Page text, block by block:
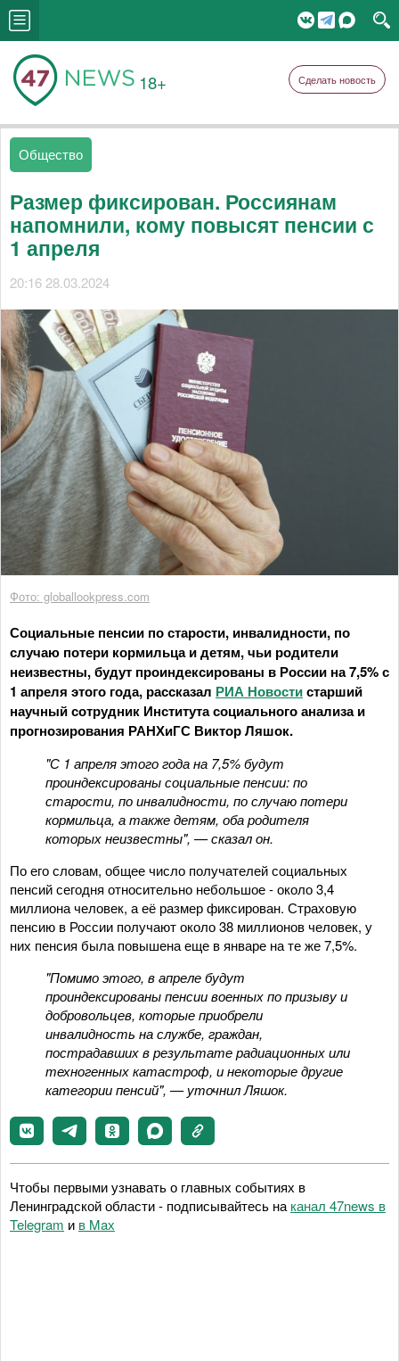
18+ Сделать новость
Общество
Размер фиксирован. Россиянам
напомнили, кому повысят пенсии с
1 апреля
20:16 28.03.2024
Фото: globallookpress.com
Социальные пенсии по старости, инвалидности, по
случаю потери кормильца и детям, чьи родители
неизвестны, будут проиндексированы в России на 7,5% с
1 апреля этого года, рассказал РИА Новостистарший
научный сотрудник Института социального анализа и
прогнозирования РАНХиГС Виктор Ляшок.
"С 1 апреля этого года на 7,5% будут
проиндексированы социальные пенсии: по
старости, по инвалидности, по случаю потери
кормильца, а также детям, оба родителя
которых неизвестны", — сказал он.
По его словам, общее число получателей социальных
пенсий сегодня относительно небольшое - около 3,4
миллиона человек, а её размер фиксирован. Страховую
пенсию в России получают около 38 миллионов человек, у
них пенсия была повышена еще в январе на те же 7,5%.
"Помимо этого, в апреле будут
проиндексированы пенсии военных по призыву и
добровольцев, которые приобрели
инвалидность на службе, граждан,
пострадавших в результате радиационных или
техногенных катастроф, и некоторые другие
категории пенсий", — уточнил Ляшок.
Чтобы первыми узнавать о главных событиях в
Ленинградской области - подписывайтесь на канал 47news в
Telegram и в Maх